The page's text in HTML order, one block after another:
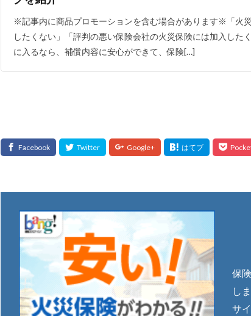
※記事内に商品プロモーションを含む場合があります※「火
したくない」「評判の悪い保険会社の火災保険には加入した
に入るなら、補償内容に安心ができて、保険[…]
保
し
サ